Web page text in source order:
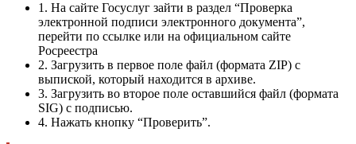
1. На сайте Госуслуг зайти в раздел “Проверка
электронной подписи электронного документа”,
перейти по ссылке или на официальном сайте
Росреестра
2. Загрузить в первое поле файл (формата ZIP) с
выпиской, который находится в архиве.
3. Загрузить во второе поле оставшийся файл (формата
SIG) с подписью.
4. Нажать кнопку “Проверить”.